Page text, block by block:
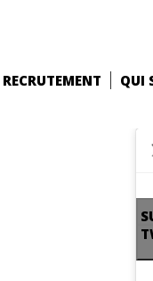
RECRUTEMENT QUI